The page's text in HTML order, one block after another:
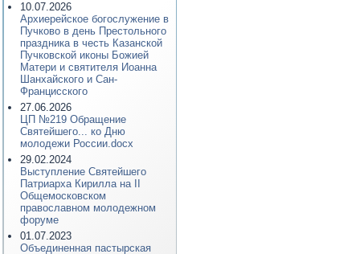
10.07.2026
Архиерейское богослужение в
Пучково в день Престольного
праздника в честь Казанской
Пучковской иконы Божией
Матери и святителя Иоанна
Шанхайского и Сан-
Францисского
27.06.2026
ЦП №219 Обращение
Святейшего... ко Дню
молодежи России.docx
29.02.2024
Выступление Святейшего
Патриарха Кирилла на II
Общемосковском
православном молодежном
форуме
01.07.2023
Объединенная пастырская